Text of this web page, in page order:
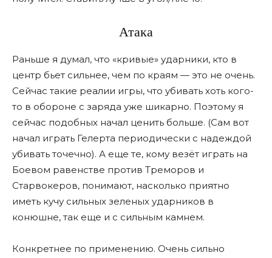
Атака
Раньше я думал, что «кривые» ударники, кто в
центр бьет сильнее, чем по краям — это не очень.
Сейчас такие реалии игры, что убивать хоть кого-
то в обороне с заряда уже шикарно. Поэтому я
сейчас подобных начал ценить больше. (Сам вот
начал играть Гелерта периодически с надеждой
убивать точечно). А еще те, кому везёт играть на
Боевом равенстве против Треморов и
Старвокеров, понимают, насколько приятно
иметь кучу сильных зеленых ударников в
конюшне, так еще и с сильным камнем.
Конкретнее по применению. Очень сильно